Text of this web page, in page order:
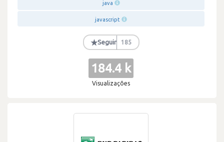
java
javascript
★Seguir 185
184.4 k
Visualizações